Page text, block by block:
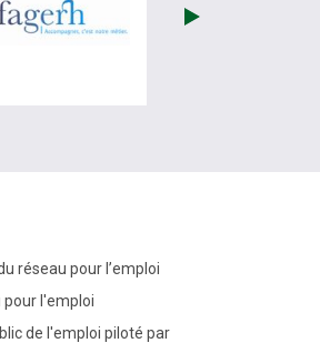
fenêtre)
site de Défenseur des droits (nouvelle
visiter les site de Fagerh
réseau pour l’emploi
de l'emploi piloté par